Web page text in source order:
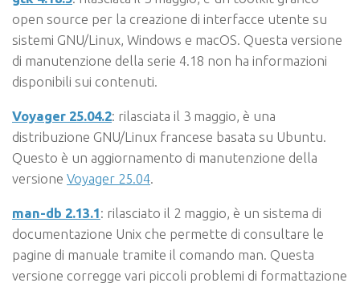
open source per la creazione di interfacce utente su
sistemi GNU/Linux, Windows e macOS. Questa versione
di manutenzione della serie 4.18 non ha informazioni
disponibili sui contenuti.
Voyager 25.04.2: rilasciata il 3 maggio, è una
distribuzione GNU/Linux francese basata su Ubuntu.
Questo è un aggiornamento di manutenzione della
versione Voyager 25.04.
man-db 2.13.1: rilasciato il 2 maggio, è un sistema di
documentazione Unix che permette di consultare le
pagine di manuale tramite il comando man. Questa
versione corregge vari piccoli problemi di formattazione